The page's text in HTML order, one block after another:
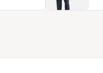
e os ultimos